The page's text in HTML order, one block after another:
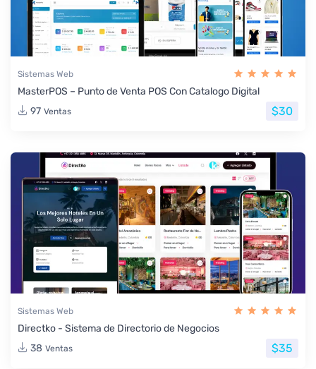
Sistemas Web
MasterPOS – Punto de Venta POS Con Catalogo Digital
97 Ventas $30
Sistemas Web
Directko - Sistema de Directorio de Negocios
38 Ventas $35